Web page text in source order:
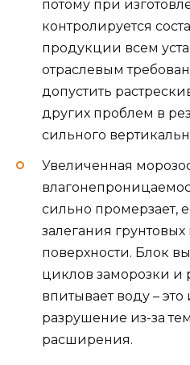
потому при
контролируется
продукции всем
отраслевым
допустить
других проблем в
сильного
Увеличенная
сильно промерзает,
залегания
поверхности. Блок
циклов заморозки и
впитывает воду –
разрушение из-за
расширения.